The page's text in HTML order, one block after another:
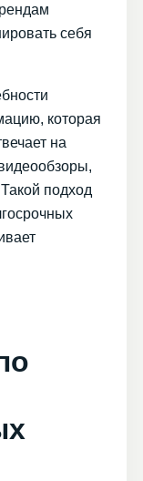
себя
которая
на
подход